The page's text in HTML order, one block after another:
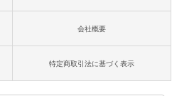
会社概要
特定商取引法に基づく表示